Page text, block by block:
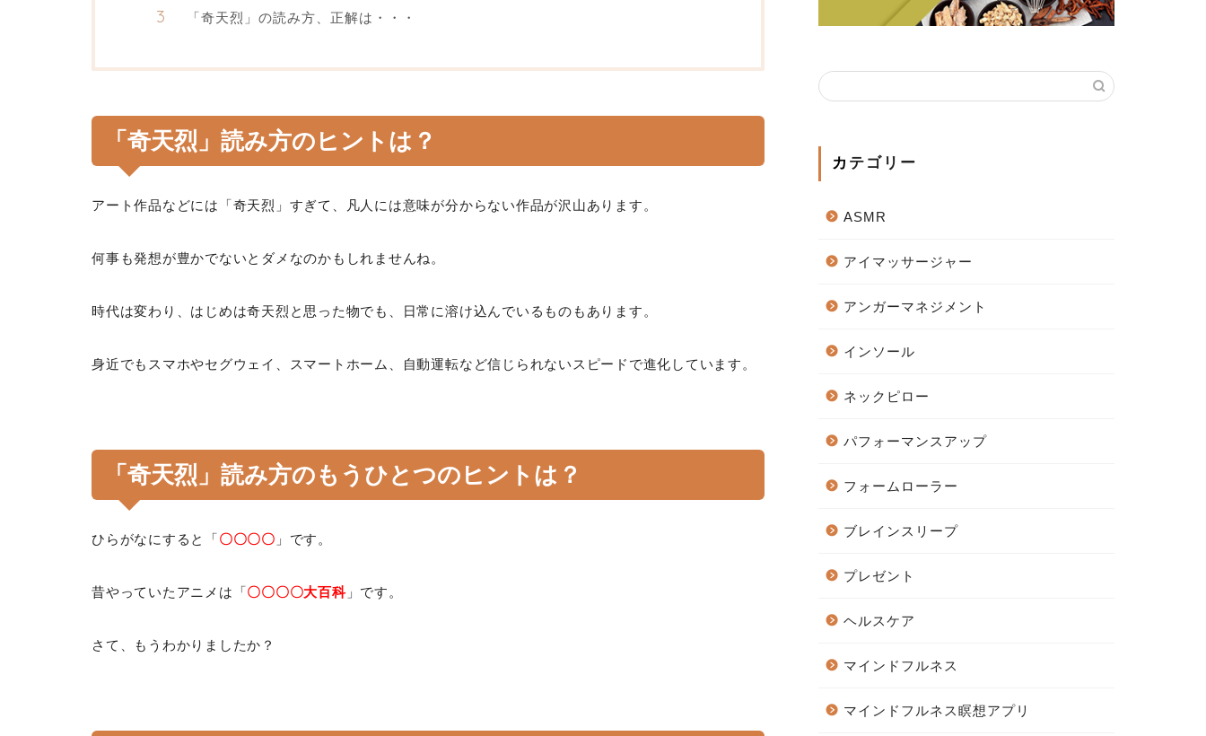
「奇天烈」の読み方、正解は・・・
「奇天烈」読み方のヒントは？
アート作品などには「奇天烈」すぎて、凡人には意味が分からない作品が沢山あります。
何事も発想が豊かでないとダメなのかもしれませんね。
時代は変わり、はじめは奇天烈と思った物でも、日常に溶け込んでいるものもあります。
身近でもスマホやセグウェイ、スマートホーム、自動運転など信じられないスピードで進化しています。
「奇天烈」読み方のもうひとつのヒントは？
ひらがなにすると「〇〇〇〇 」です。
昔やっていたアニメは「〇〇〇〇大百科」です。
さて、もうわかりましたか？
カテゴリー
ASMR
アイマッサージャー
アンガーマネジメント
インソール
ネックピロー
パフォーマンスアップ
フォームローラー
ブレインスリープ
プレゼント
ヘルスケア
マインドフルネス
マインドフルネス瞑想アプリ